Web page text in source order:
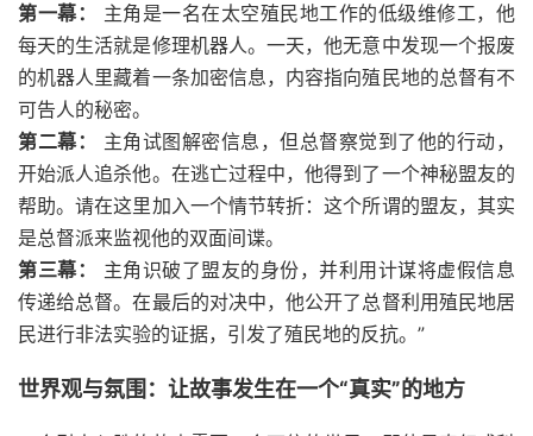
第一幕：
主角是一名在太空殖民地工作的低级维修工，他
每天的生活就是修理机器人。一天，他无意中发现一个报废
的机器人里藏着一条加密信息，内容指向殖民地的总督有不
可告人的秘密。
第二幕：
主角试图解密信息，但总督察觉到了他的行动，
开始派人追杀他。在逃亡过程中，他得到了一个神秘盟友的
帮助。请在这里加入一个情节转折：这个所谓的盟友，其实
是总督派来监视他的双面间谍。
第三幕：
主角识破了盟友的身份，并利用计谋将虚假信息
传递给总督。在最后的对决中，他公开了总督利用殖民地居
民进行非法实验的证据，引发了殖民地的反抗。”
世界观与氛围：让故事发生在一个“真实”的地方